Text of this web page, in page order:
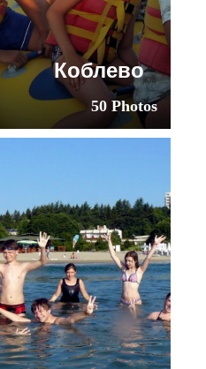
Коблево
50 Photos